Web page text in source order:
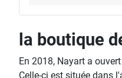
la boutique
En 2018, Nayart a
Celle-ci est située dans